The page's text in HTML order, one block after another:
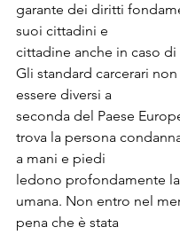
garante dei diritti
suoi cittadini e
cittadine anche in caso
Gli standard carcerari
essere diversi a
seconda del Paese
trova la persona
a mani e piedi
ledono profondamente
umana. Non entro nel
pena che è stata